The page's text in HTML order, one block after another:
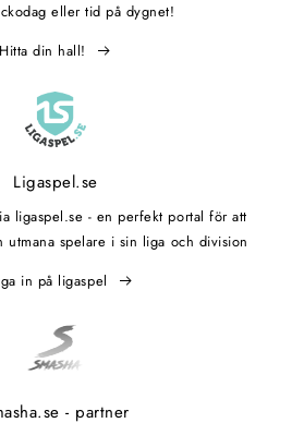
eller tid på dygnet!
Hitta din hall!
Ligaspel.se
ligaspel.se - en perfekt portal för att
utmana spelare i sin liga och division
in på ligaspel
- partner